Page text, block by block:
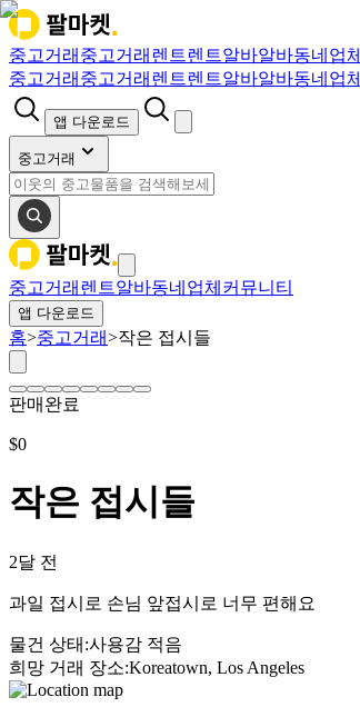
중고거래 중고거래 렌트렌트알바알바동네업체
중고거래 중고거래 렌트렌트알바알바동네업체
앱 다운로드
중고거래
중고거래 렌트알바동네업체 커뮤니티
앱 다운로드
홈>중고거래>작은 접시들
판매완료
$0
작은 접시들
2달 전
과일 접시로 손님 앞접시로 너무 편해요
물건 상태 :사용감 적음
희망 거래 장소:Koreatown, Los Angeles